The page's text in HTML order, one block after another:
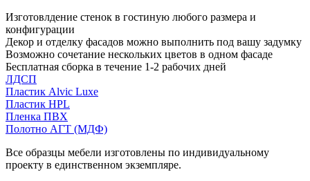
Изготовлдение стенок в гостиную любого размера и
конфигурации
Декор и отделку фасадов можно выполнить под вашу задумку
Возможно сочетание нескольких цветов в одном фасаде
Бесплатная сборка в течение 1-2 рабочих дней
ЛДСП
Пластик Alvic Luxe
Пластик HPL
Пленка ПВХ
Полотно АГТ (МДФ)
Все образцы мебели изготовлены по индивидуальному
проекту в единственном экземпляре.